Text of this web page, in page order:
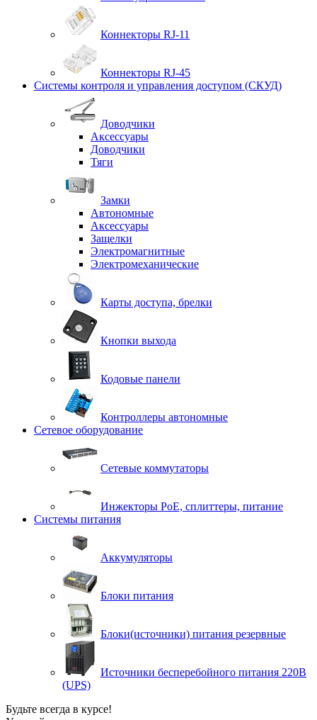
Коннекторы RJ-11
Коннекторы RJ-45
Системы контроля и управления доступом (СКУД)
Доводчики
Аксессуары
Доводчики
Тяги
Замки
Автономные
Аксессуары
Защелки
Электромагнитные
Электромеханические
Карты доступа, брелки
Кнопки выхода
Кодовые панели
Контроллеры автономные
Сетевое оборудование
Сетевые коммутаторы
Инжекторы РоЕ, сплиттеры, питание
Системы питания
Аккумуляторы
Блоки питания
Блоки(источники) питания резервные
Источники бесперебойного питания 220В
(UPS)
Будьте всегда в курсе!